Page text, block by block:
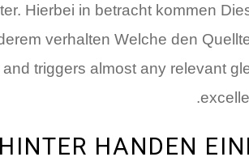
Hierbei in betracht kommen
verhalten Welche den
triggers almost any relevant
HANDEN